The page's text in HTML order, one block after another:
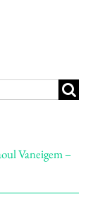
Vaneigem –